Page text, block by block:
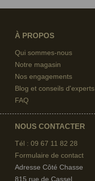
À PROPOS
Qui sommes-nous
Notre magasin
Nos engagements
Blog et conseils d'experts
FAQ
NOUS CONTACTER
Tél : 09 67 11 82 28
Formulaire de contact
Adresse Côté Chasse
815 rue de Cassel